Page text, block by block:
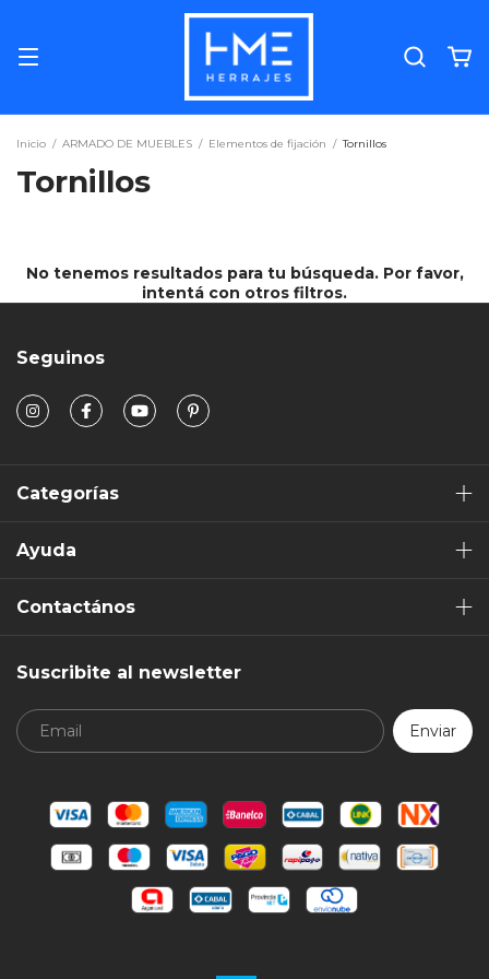
Inicio / ARMADO DE MUEBLES / Elementos de fijación / Tornillos
Tornillos
No tenemos resultados para tu búsqueda. Por favor,
intentá con otros filtros.
Seguinos
Categorías
Ayuda
Contactános
Suscribite al newsletter